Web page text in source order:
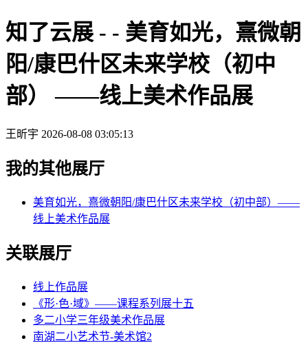
知了云展 - - 美育如光，熹微朝
阳/康巴什区未来学校（初中
部） ——线上美术作品展
王昕宇 2026-08-08 03:05:13
我的其他展厅
美育如光，熹微朝阳/康巴什区未来学校（初中部）——
线上美术作品展
关联展厅
线上作品展
《形·色·域》——课程系列展十五
多二小学三年级美术作品展
南湖二小艺术节-美术馆2